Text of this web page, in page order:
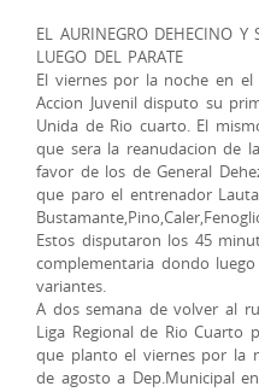
EL AURINEGRO DEHECINO Y
LUEGO DEL PARATE
El viernes por la noche en
Accion Juvenil disputo su
Unida de Rio cuarto. El
que sera la reanudacion de
favor de los de General
que paro el entrenador
Estos disputaron los 45
complementaria dondo
variantes.
A dos semana de volver al
Liga Regional de Rio Cuarto
que planto el viernes por la
de agosto a Dep.Municipal